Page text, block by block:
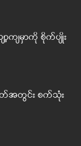
ာ့ကျမှာကို စိုက်ပျိုး
တ်အတွင်း စက်သုံး